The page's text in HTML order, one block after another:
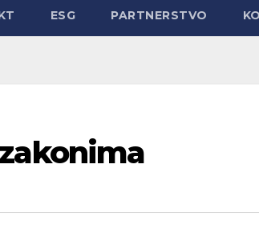
ESG PARTNERSTVO